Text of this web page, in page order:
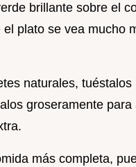
brillante sobre el
plato se vea mucho
naturales, tuéstalos
groseramente para
más completa,